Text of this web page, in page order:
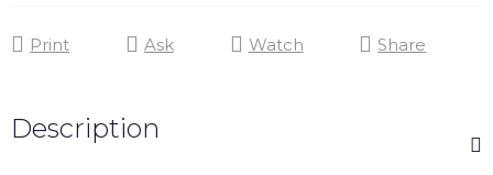
Print Ask Watch Share
Description